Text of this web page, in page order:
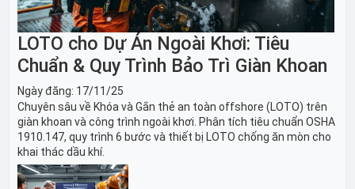
LOTO cho Dự Án Ngoài Khơi: Tiêu
Chuẩn & Quy Trình Bảo Trì Giàn Khoan
Ngày đăng: 17/11/25
Chuyên sâu về Khóa và Gắn thẻ an toàn offshore (LOTO) trên
giàn khoan và công trình ngoài khơi. Phân tích tiêu chuẩn OSHA
1910.147, quy trình 6 bước và thiết bị LOTO chống ăn mòn cho
khai thác dầu khí.